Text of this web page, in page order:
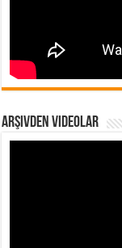
Arşivden Videolar